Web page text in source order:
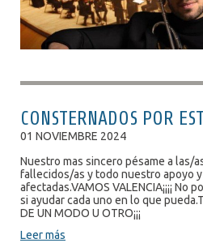
CONSTERNADOS POR
01 NOVIEMBRE 2024
Nuestro mas sincero pésame a las/
fallecidos/as y todo nuestro apoyo y
afectadas.VAMOS VALENCIA¡¡¡¡ No
si ayudar cada uno en lo que
DE UN MODO U OTRO¡¡¡
Leer más